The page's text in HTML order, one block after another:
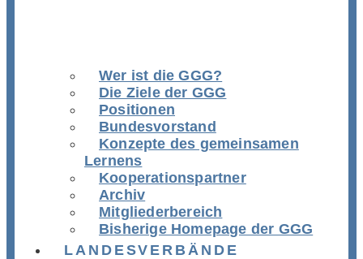
Wer ist die GGG?
Die Ziele der GGG
Positionen
Bundesvorstand
Konzepte des gemeinsamen
Lernens
Kooperationspartner
Archiv
Mitgliederbereich
Bisherige Homepage der GGG
LANDESVERBÄNDE